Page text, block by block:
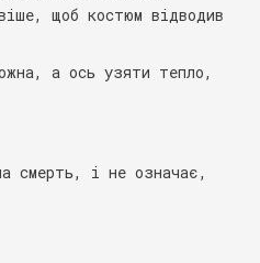
щоб костюм відводив
а ось узяти тепло,
смерть, і не означає,